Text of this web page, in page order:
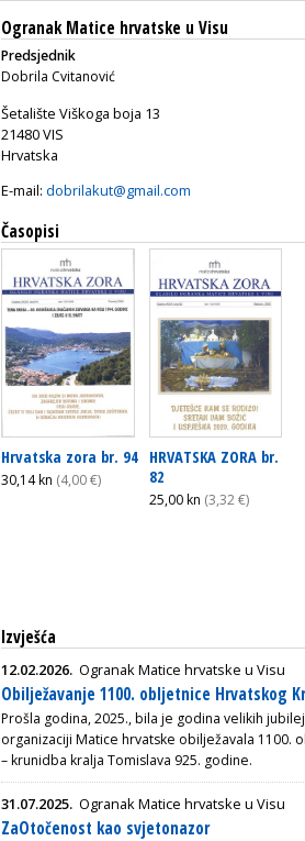
Ogranak Matice hrvatske u Visu
Predsjednik
Dobrila Cvitanović
Šetalište Viškoga boja 13
21480 VIS
Hrvatska
E-mail: dobrilakut@gmail.com
Časopisi
Hrvatska zora br. 94
30,14 kn (4,00 €)
HRVATSKA ZORA br.
82
25,00 kn (3,32 €)
Izvješća
12.02.2026. Ogranak Matice hrvatske u Visu
Obilježavanje 1100. obljetnice Hrvatskog
Prošla godina, 2025., bila je godina velikih
organizaciji Matice hrvatske obilježavala 1100.
– krunidba kralja Tomislava 925. godine.
31.07.2025. Ogranak Matice hrvatske u Visu
ZaOtočenost kao svjetonazor